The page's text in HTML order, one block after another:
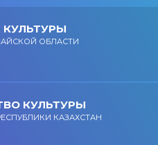
КУЛЬТУРЫ
ОБЛАСТИ
КУЛЬТУРЫ
КАЗАХСТАН